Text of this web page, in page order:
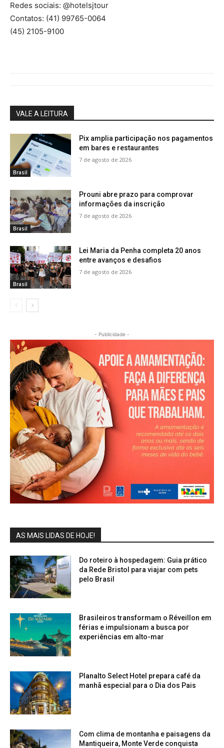
Redes sociais: @hotelsjtour
Contatos: (41) 99765-0064
(45) 2105-9100
VALE A LEITURA
Brasil
Pix amplia participação nos pagamentos
em bares e restaurantes
7 de agosto de 2026
Brasil
Prouni abre prazo para comprovar
informações da inscrição
7 de agosto de 2026
Brasil
Lei Maria da Penha completa 20 anos
entre avanços e desafios
7 de agosto de 2026
- Publicidade -
AS MAIS LIDAS DE HOJE!
Do roteiro à hospedagem: Guia prático
da Rede Bristol para viajar com pets
pelo Brasil
Brasileiros transformam o Réveillon em
férias e impulsionam a busca por
experiências em alto-mar
Planalto Select Hotel prepara café da
manhã especial para o Dia dos Pais
Com clima de montanha e paisagens da
Mantiqueira, Monte Verde conquista